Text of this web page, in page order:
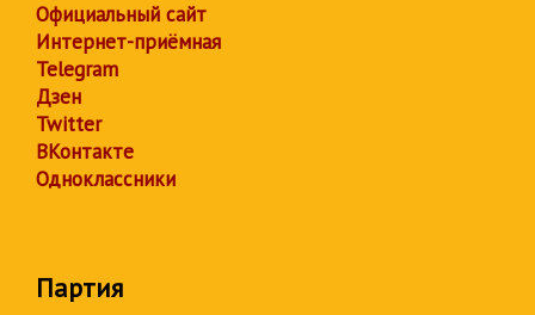
Официальный сайт
Интернет-приёмная
Telegram
Дзен
Twitter
ВКонтакте
Одноклассники
Партия